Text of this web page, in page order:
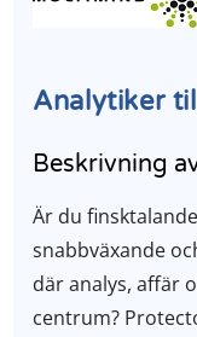
Analytiker
Beskrivning
Är du
snabbväxande
där analys, affär
centrum?